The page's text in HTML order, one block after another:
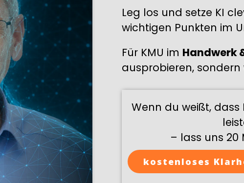
Leg los und setze KI
wichtigen Punkten im
Für KMU im Handwerk
ausprobieren, sondern
Wenn du weißt,
– lass uns 20
kostenloses